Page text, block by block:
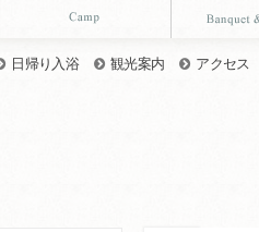
日帰り入浴 観光案内 アクセス